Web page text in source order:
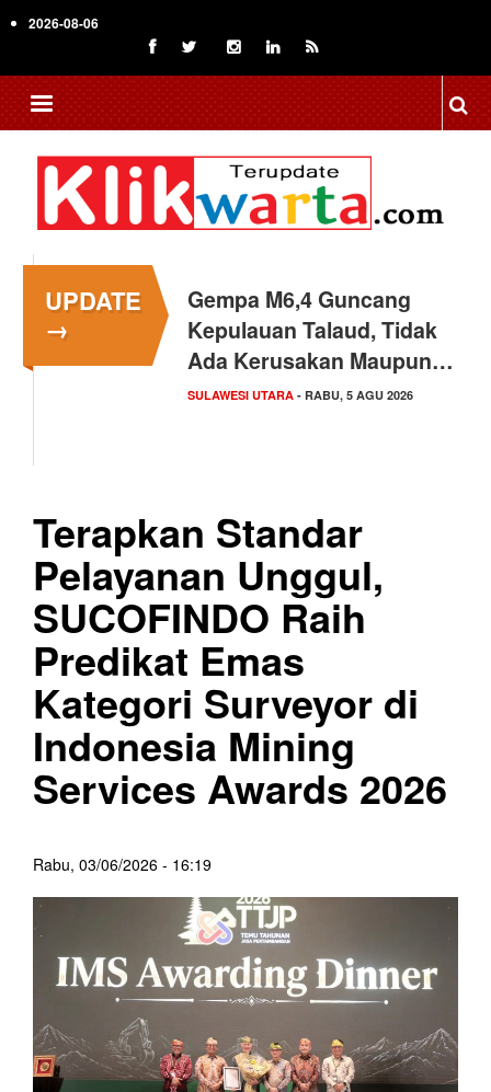
to
content
2026-08-06
UPDATE
→
Gempa M6,4 Guncang
Kepulauan Talaud, Tidak
Ada Kerusakan Maupun…
SULAWESI UTARA - RABU, 5 AGU 2026
Terapkan Standar
Pelayanan Unggul,
SUCOFINDO Raih
Predikat Emas
Kategori Surveyor di
Indonesia Mining
Services Awards 2026
Rabu, 03/06/2026 - 16:19